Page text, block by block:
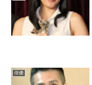
俳優